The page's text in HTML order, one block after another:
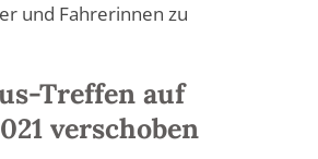
und Fahrerinnen zu
Treffen auf
verschoben